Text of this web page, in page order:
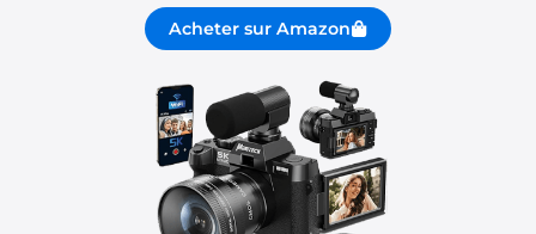
Acheter sur Amazon